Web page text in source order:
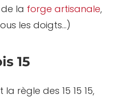
la forge artisanale,
les doigts…)
15
règle des 15 15 15,